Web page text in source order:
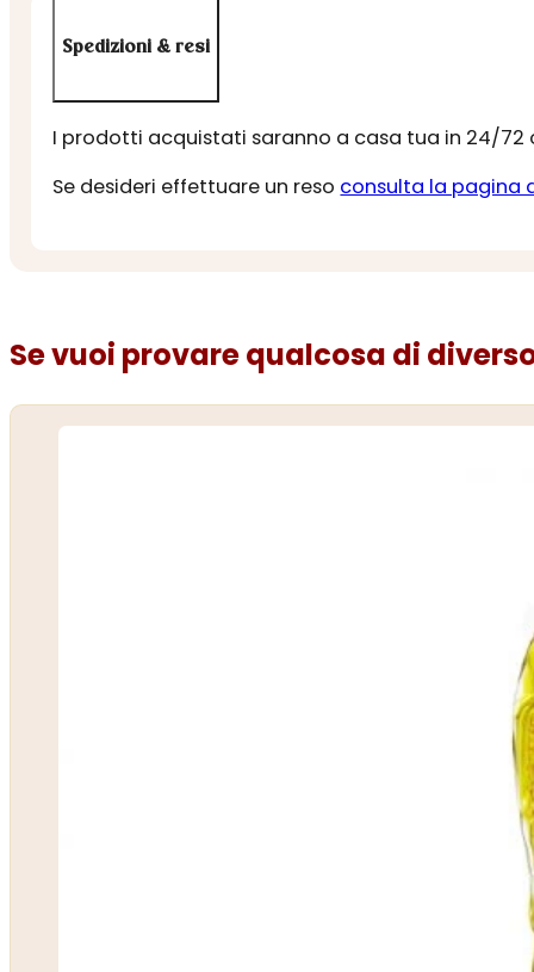
Spedizioni & resi
I prodotti acquistati saranno a casa tua in 24/72
Se desideri effettuare un reso consulta la pagina
Se vuoi provare qualcosa di